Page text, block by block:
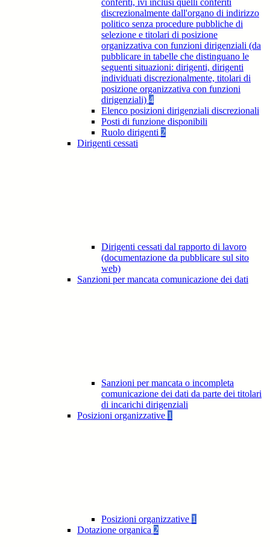
conferiti, ivi inclusi quelli conferiti
discrezionalmente dall'organo di indirizzo
politico senza procedure pubbliche di
selezione e titolari di posizione
organizzativa con funzioni dirigenziali (da
pubblicare in tabelle che distinguano le
seguenti situazioni: dirigenti, dirigenti
individuati discrezionalmente, titolari di
posizione organizzativa con funzioni
dirigenziali) 4
Elenco posizioni dirigenziali discrezionali
Posti di funzione disponibili
Ruolo dirigenti 2
Dirigenti cessati
Dirigenti cessati dal rapporto di lavoro
(documentazione da pubblicare sul sito
web)
Sanzioni per mancata comunicazione dei dati
Sanzioni per mancata o incompleta
comunicazione dei dati da parte dei titolari
di incarichi dirigenziali
Posizioni organizzative 1
Posizioni organizzative 1
Dotazione organica 2